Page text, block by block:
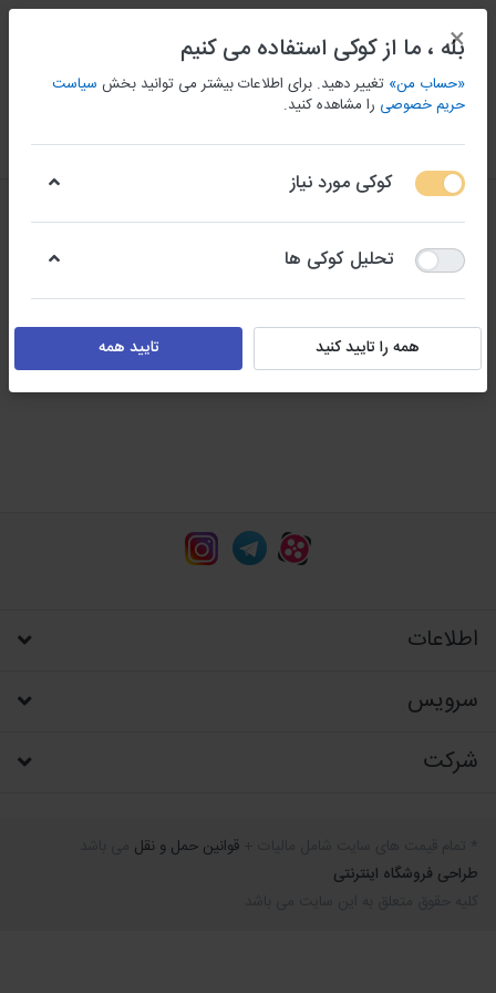
منو ورود/ثبت نام مقايسه كردن علاقه مندی سبد
نمونه طراحی سایت ( قالب آماده )
اطلاعات
سرویس
شرکت
قوانین حمل و نقل
طراحی فروشگاه اینترنتی
×
بله ، ما از کوکی استفاده می کنیم
«حساب من» تغییر دهید. برای اطلاعات بیشتر می توانید بخش سیاست
حریم خصوصی را مشاهده کنید.
کوکی مورد نیاز
تحلیل کوکی ها
همه را تایید کنید تایید همه